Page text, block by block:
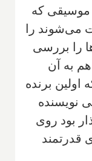
موسیقی که
می‌شوند را
را بررسی
به آن
برنده
نویسنده
بود روی
قدرتمند